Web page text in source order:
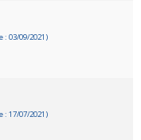
: 03/09/2021)
: 17/07/2021)